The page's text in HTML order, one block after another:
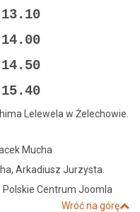
Lelewela w Żelechowie.
Mucha
Arkadiusz Jurzysta.
Centrum Joomla
Wróć na górę